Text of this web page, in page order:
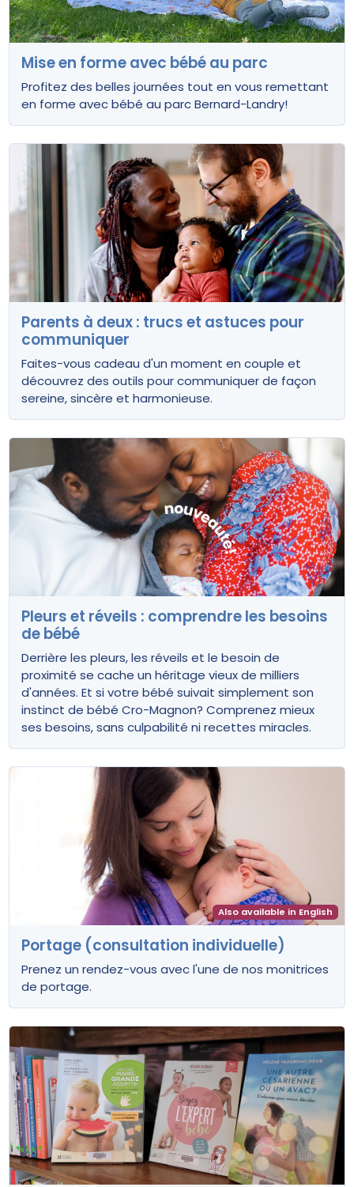
Mise en forme avec bébé au parc
Profitez des belles journées tout en vous remettant
en forme avec bébé au parc Bernard-Landry!
Parents à deux : trucs et astuces pour
communiquer
Faites-vous cadeau d'un moment en couple et
découvrez des outils pour communiquer de façon
sereine, sincère et harmonieuse.
Pleurs et réveils : comprendre les besoins
de bébé
Derrière les pleurs, les réveils et le besoin de
proximité se cache un héritage vieux de milliers
d'années. Et si votre bébé suivait simplement son
instinct de bébé Cro-Magnon? Comprenez mieux
ses besoins, sans culpabilité ni recettes miracles.
Also available in English
Portage (consultation individuelle)
Prenez un rendez-vous avec l'une de nos monitrices
de portage.